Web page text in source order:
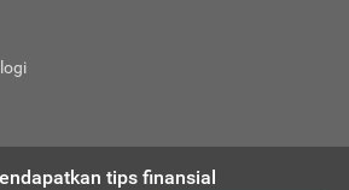
tips finansial